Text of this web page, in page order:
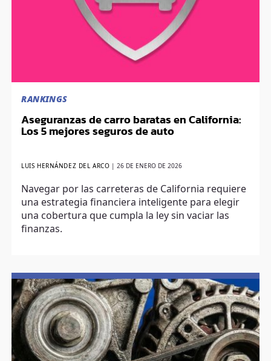
RANKINGS
Aseguranzas de carro baratas en California:
Los 5 mejores seguros de auto
LUIS HERNÁNDEZ DEL ARCO |26 DE ENERO DE 2026
Navegar por las carreteras de California requiere
una estrategia financiera inteligente para elegir
una cobertura que cumpla la ley sin vaciar las
finanzas.